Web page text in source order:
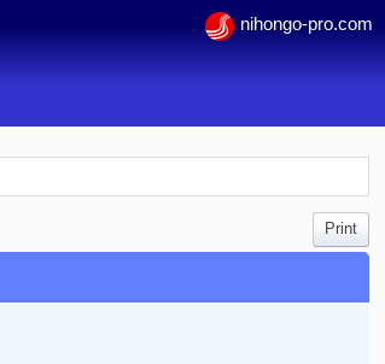
nihongo-pro.com
Print